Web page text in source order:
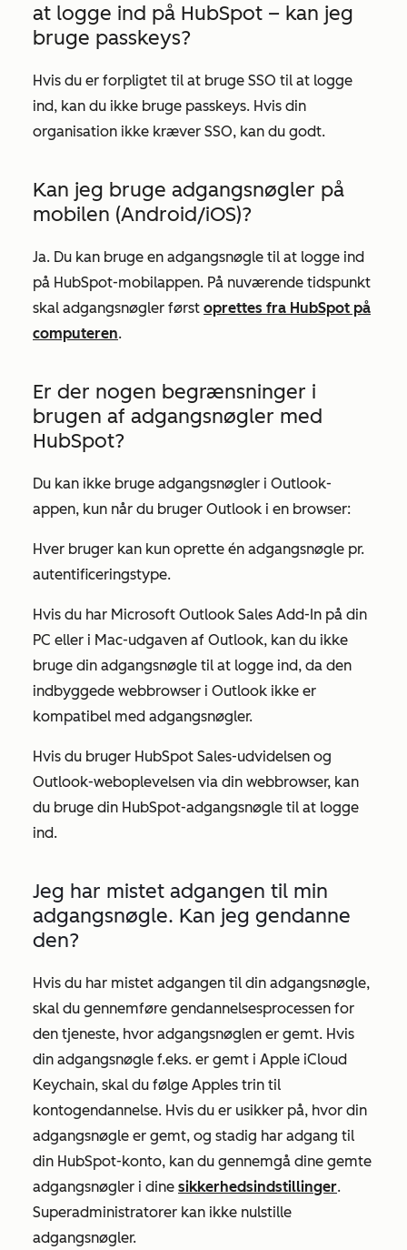
at logge ind på HubSpot – kan jeg
bruge passkeys?
Hvis du er forpligtet til at bruge SSO til at logge
ind, kan du ikke bruge passkeys. Hvis din
organisation ikke kræver SSO, kan du godt.
Kan jeg bruge adgangsnøgler på
mobilen (Android/iOS)?
Ja. Du kan bruge en adgangsnøgle til at logge ind
på HubSpot-mobilappen. På nuværende tidspunkt
skal adgangsnøgler først oprettes fra HubSpot på
computeren.
Er der nogen begrænsninger i
brugen af adgangsnøgler med
HubSpot?
Du kan ikke bruge adgangsnøgler i Outlook-
appen, kun når du bruger Outlook i en browser:
Hver bruger kan kun oprette én adgangsnøgle pr.
autentificeringstype.
Hvis du har Microsoft Outlook Sales Add-In på din
PC eller i Mac-udgaven af Outlook, kan du ikke
bruge din adgangsnøgle til at logge ind, da den
indbyggede webbrowser i Outlook ikke er
kompatibel med adgangsnøgler.
Hvis du bruger HubSpot Sales-udvidelsen og
Outlook-weboplevelsen via din webbrowser, kan
du bruge din HubSpot-adgangsnøgle til at logge
ind.
Jeg har mistet adgangen til min
adgangsnøgle. Kan jeg gendanne
den?
Hvis du har mistet adgangen til din adgangsnøgle,
skal du gennemføre gendannelsesprocessen for
den tjeneste, hvor adgangsnøglen er gemt. Hvis
din adgangsnøgle f.eks. er gemt i Apple iCloud
Keychain, skal du følge Apples trin til
kontogendannelse. Hvis du er usikker på, hvor din
adgangsnøgle er gemt, og stadig har adgang til
din HubSpot-konto, kan du gennemgå dine gemte
adgangsnøgler i dine sikkerhedsindstillinger.
Superadministratorer kan ikke nulstille
adgangsnøgler.